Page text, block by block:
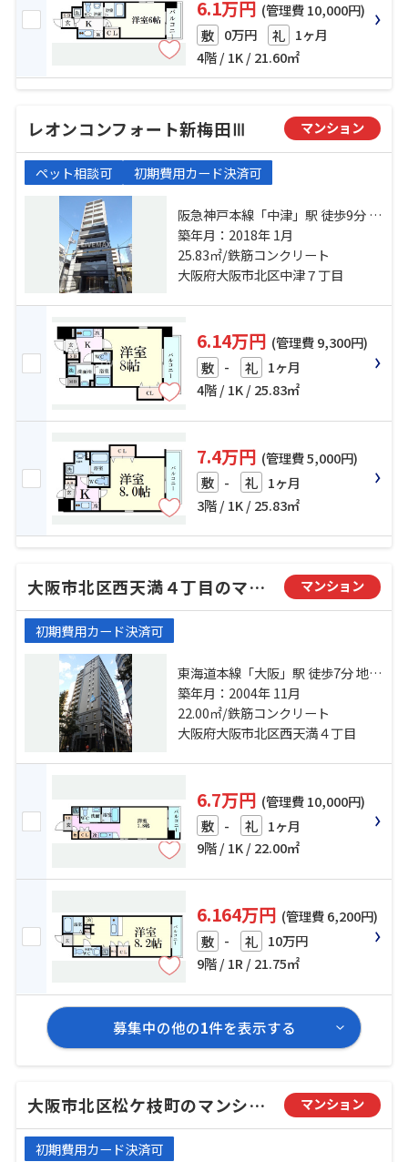
6.1万円 (管理費 10,000円)
敷 0万円 礼 1ヶ月
4階 / 1K / 21.60㎡
レオンコンフォート新梅田Ⅲ マンション
ペット相談可 初期費用カード決済可
阪急神戸本線「中津」駅 徒歩9分 地
下鉄御堂筋線「中津」駅 徒歩14分
東海道本線「大阪」駅 徒歩19分
築年月：2018年 1月
25.83㎡/鉄筋コンクリート
大阪府大阪市北区中津７丁目
6.14万円 (管理費 9,300円)
敷 - 礼 1ヶ月
4階 / 1K / 25.83㎡
7.4万円 (管理費 5,000円)
敷 - 礼 1ヶ月
3階 / 1K / 25.83㎡
大阪市北区西天満４丁目のマンション マンション
初期費用カード決済可
東海道本線「大阪」駅 徒歩7分 地下
鉄御堂筋線「梅田」駅 徒歩7分 地下
鉄御堂筋線「淀屋橋」駅 徒歩7分
築年月：2004年 11月
22.00㎡/鉄筋コンクリート
大阪府大阪市北区西天満４丁目
6.7万円 (管理費 10,000円)
敷 - 礼 1ヶ月
9階 / 1K / 22.00㎡
6.164万円 (管理費 6,200円)
敷 - 礼 10万円
9階 / 1R / 21.75㎡
募集中の他の1件を表示する
大阪市北区松ケ枝町のマンション マンション
初期費用カード決済可